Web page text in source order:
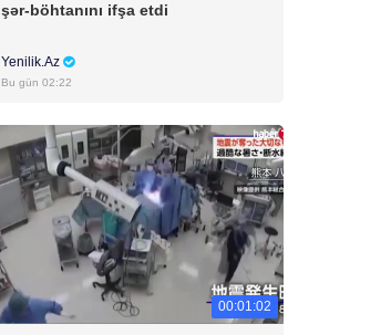
şər-böhtanını ifşa etdi
Yenilik.Az
Bu gün 02:22
00:01:02